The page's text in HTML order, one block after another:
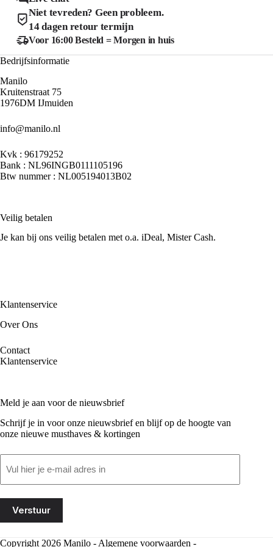
de
productpagina
Niet tevreden? Geen probleem.
14 dagen retour termijn
Voor 16:00 Besteld = Morgen in huis
Bedrijfsinformatie
Manilo
Kruitenstraat 75
1976DM IJmuiden
info@manilo.nl
Kvk : 96179252
Bank : NL96INGB0111105196
Btw nummer : NL005194013B02
Veilig betalen
Je kan bij ons veilig betalen met o.a. iDeal, Mister Cash.
Klantenservice
Over Ons
Contact
Klantenservice
Meld je aan voor de nieuwsbrief
Schrijf je in voor onze nieuwsbrief en blijf op de hoogte van
onze nieuwe musthaves & kortingen
(Vereist)
Copyright 2026 Manilo - Algemene voorwaarden -